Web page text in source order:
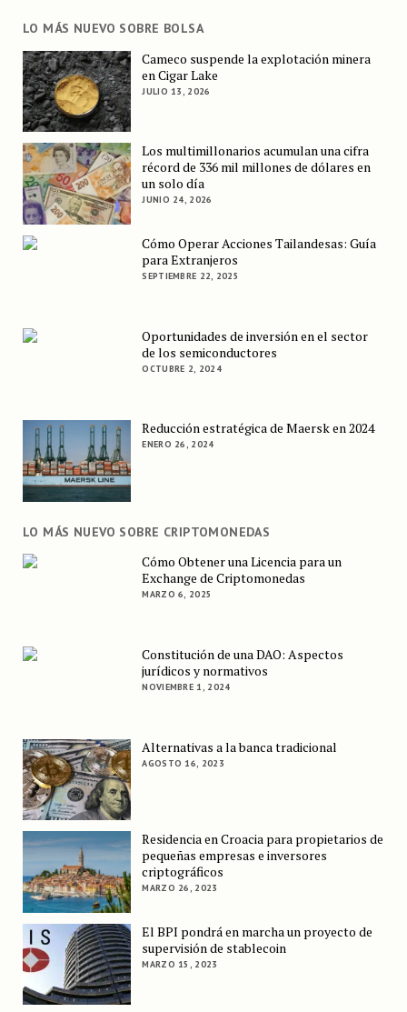
LO MÁS NUEVO SOBRE BOLSA
Cameco suspende la explotación minera
en Cigar Lake
JULIO 13, 2026
Los multimillonarios acumulan una cifra
récord de 336 mil millones de dólares en
un solo día
JUNIO 24, 2026
Cómo Operar Acciones Tailandesas: Guía
para Extranjeros
SEPTIEMBRE 22, 2025
Oportunidades de inversión en el sector
de los semiconductores
OCTUBRE 2, 2024
Reducción estratégica de Maersk en 2024
ENERO 26, 2024
LO MÁS NUEVO SOBRE CRIPTOMONEDAS
Cómo Obtener una Licencia para un
Exchange de Criptomonedas
MARZO 6, 2025
Constitución de una DAO: Aspectos
jurídicos y normativos
NOVIEMBRE 1, 2024
Alternativas a la banca tradicional
AGOSTO 16, 2023
Residencia en Croacia para propietarios de
pequeñas empresas e inversores
criptográficos
MARZO 26, 2023
El BPI pondrá en marcha un proyecto de
supervisión de stablecoin
MARZO 15, 2023